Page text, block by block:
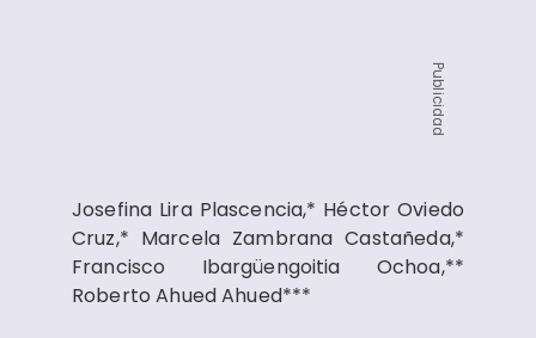
Publicidad
Josefina Lira Plascencia,* Héctor Oviedo
Cruz,* Marcela Zambrana Castañeda,*
Francisco Ibargüengoitia Ochoa,**
Roberto Ahued Ahued***